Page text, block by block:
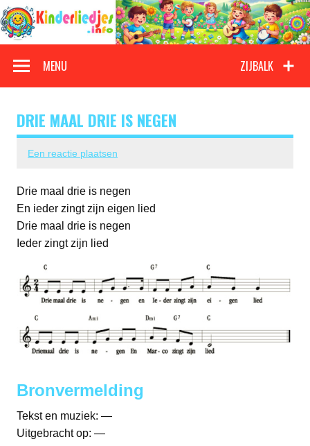
Doorgaan
naar
inhoud
Kinderliedjes
ZIJBALK
MENU
DRIE MAAL DRIE IS NEGEN
Een reactie plaatsen
Drie maal drie is negen
En ieder zingt zijn eigen lied
Drie maal drie is negen
Ieder zingt zijn lied
Bronvermelding
Tekst en muziek: —
Uitgebracht op: —